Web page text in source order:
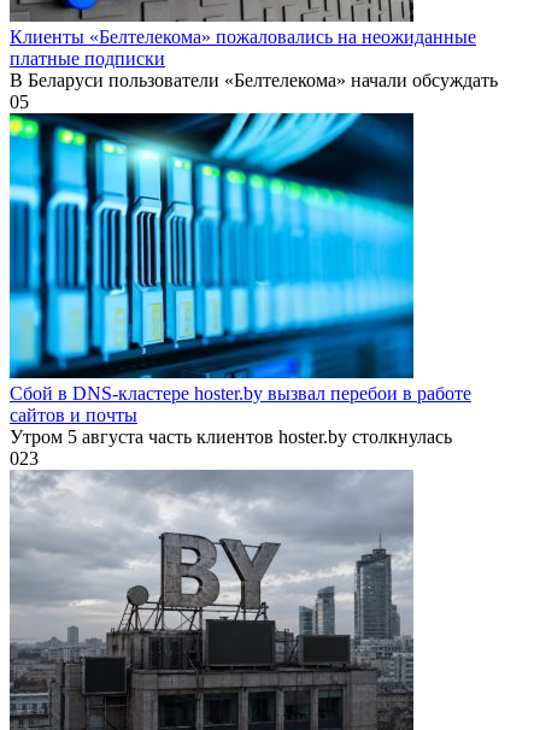
Клиенты «Белтелекома» пожаловались на неожиданные
платные подписки
В Беларуси пользователи «Белтелекома» начали обсуждать
05
Сбой в DNS-кластере hoster.by вызвал перебои в работе
сайтов и почты
Утром 5 августа часть клиентов hoster.by столкнулась
023